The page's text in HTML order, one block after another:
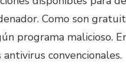
Como son
programa malicioso.
convencionales.